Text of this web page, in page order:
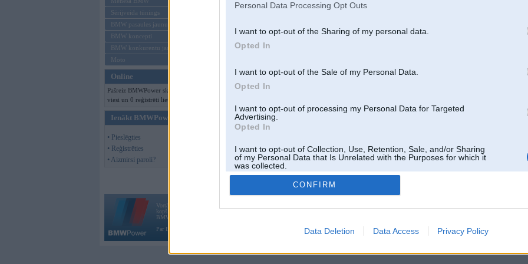
Personal Data Processing Opt Outs
I want to opt-out of the Sharing of my personal data.
Opted In
I want to opt-out of the Sale of my Personal Data.
Opted In
I want to opt-out of processing my Personal Data for Targeted
Advertising.
Opted In
I want to opt-out of Collection, Use, Retention, Sale, and/or Sharing
of my Personal Data that Is Unrelated with the Purposes for which it
was collected.
Opted Out
CONFIRM
Data Deletion Data Access Privacy Policy
Sērijveida tūnings
BMW pasaules jaunumi
BMW koncepti
BMW konkurentu jaunumi
Moto
Online
Pašreiz BMWPower skatās 112
viesi un 0 reģistrēti lietotāji.
Ienākt BMWPower
• Pieslēgties
• Reģistrēties
• Aizmirsi paroli?
Vortāls BMWPower.lv darbojas
kopš 2002. gada 14. maija. Tas nav auto klubs un nav saistīts ar
BMW AG.
Par BMWPower